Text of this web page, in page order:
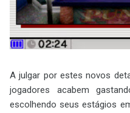
A julgar por estes novos
jogadores acabem
escolhendo seus estágios